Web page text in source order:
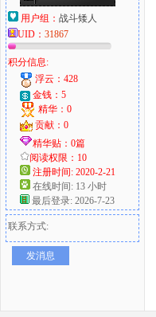
用户组： 战斗矮人
UID： 31867
积分信息:
浮云：428
金钱：5
精华：0
贡献：0
精华贴：0篇
阅读权限：10
注册时间: 2020-2-21
在线时间: 13 小时
最后登录: 2026-7-23
联系方式:
发消息